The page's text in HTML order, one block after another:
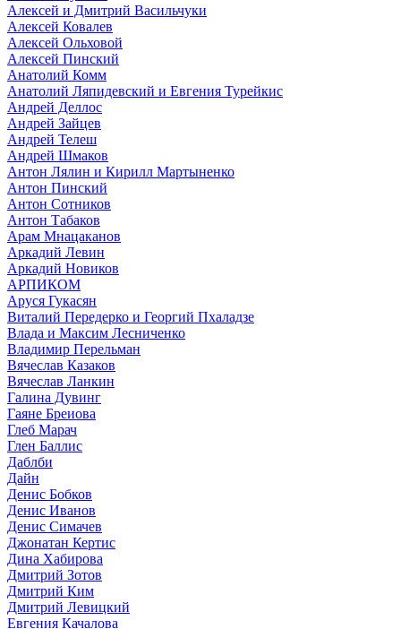
Алексей и Дмитрий Васильчуки
Алексей Ковалев
Алексей Ольховой
Алексей Пинский
Анатолий Комм
Анатолий Ляпидевский и Евгения Турейкис
Андрей Деллос
Андрей Зайцев
Андрей Телеш
Андрей Шмаков
Антон Лялин и Кирилл Мартыненко
Антон Пинский
Антон Сотников
Антон Табаков
Арам Мнацаканов
Аркадий Левин
Аркадий Новиков
АРПИКОМ
Аруся Гукасян
Виталий Передерко и Георгий Пхаладзе
Влада и Максим Лесниченко
Владимир Перельман
Вячеслав Казаков
Вячеслав Ланкин
Галина Дувинг
Гаяне Бреиова
Глеб Марач
Глен Баллис
Даблби
Дайн
Денис Бобков
Денис Иванов
Денис Симачев
Джонатан Кертис
Дина Хабирова
Дмитрий Зотов
Дмитрий Ким
Дмитрий Левицкий
Евгения Качалова